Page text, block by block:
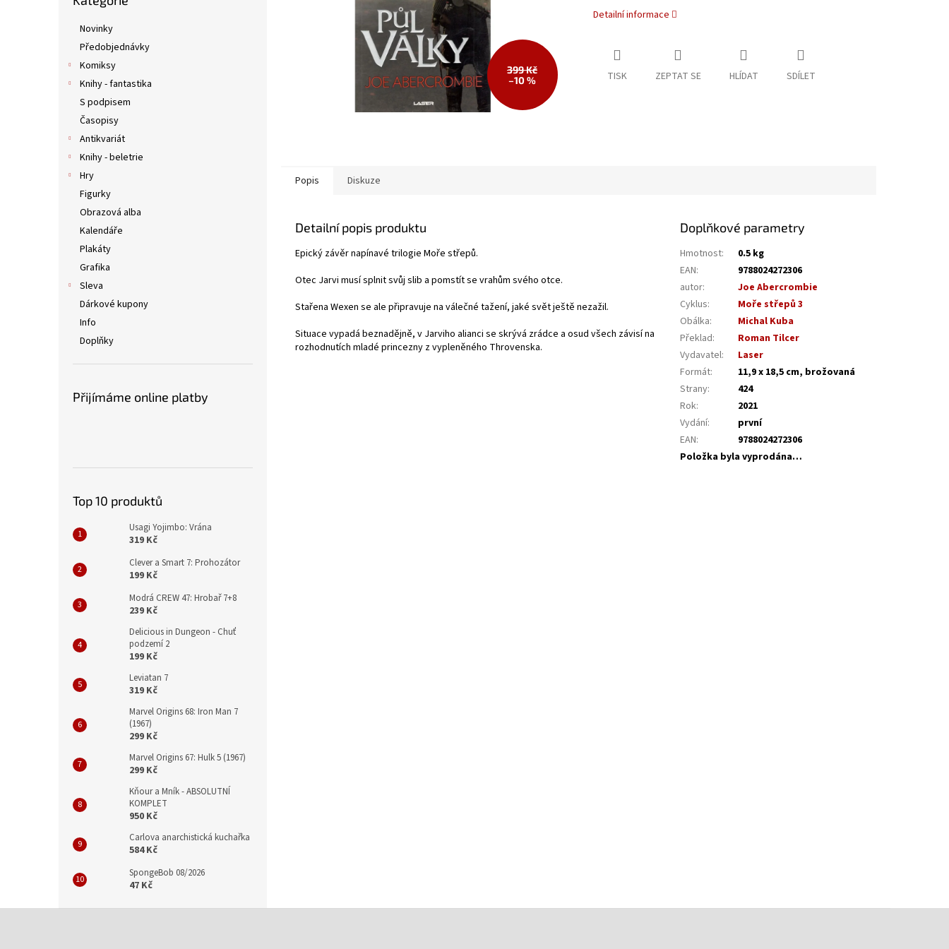
Novinky
Předobjednávky
Komiksy
Knihy - fantastika
S podpisem
Časopisy
Antikvariát
Knihy - beletrie
Hry
Figurky
Obrazová alba
Kalendáře
Plakáty
Grafika
Sleva
Dárkové kupony
Info
Doplňky
Přijímáme online platby
Top 10 produktů
Usagi Yojimbo: Vrána
319 Kč
Clever a Smart 7: Prohozátor
199 Kč
Modrá CREW 47: Hrobař 7+8
239 Kč
Delicious in Dungeon - Chuť
podzemí 2
199 Kč
Leviatan 7
319 Kč
Marvel Origins 68: Iron Man 7
(1967)
299 Kč
Marvel Origins 67: Hulk 5 (1967)
299 Kč
Kňour a Mník - ABSOLUTNÍ
KOMPLET
950 Kč
Carlova anarchistická kuchařka
584 Kč
SpongeBob 08/2026
47 Kč
399 Kč
–10 %
Detailní informace
TISK ZEPTAT SE HLÍDAT SDÍLET
Popis Diskuze
Detailní popis produktu
Epický závěr napínavé trilogie Moře střepů.
Otec Jarvi musí splnit svůj slib a pomstít se vrahům svého otce.
Stařena Wexen se ale připravuje na válečné tažení, jaké svět ještě nezažil.
Situace vypadá beznadějně, v Jarviho alianci se skrývá zrádce a osud všech závisí na
rozhodnutích mladé princezny z vypleněného Throvenska.
Doplňkové parametry
Hmotnost:
0.5 kg
EAN:
9788024272306
autor:
Joe Abercrombie
Cyklus:
Moře střepů 3
Obálka:
Michal Kuba
Překlad:
Roman Tilcer
Vydavatel:
Laser
Formát:
11,9 x 18,5 cm, brožovaná
Strany:
424
Rok:
2021
Vydání:
první
EAN:
9788024272306
Položka byla vyprodána…